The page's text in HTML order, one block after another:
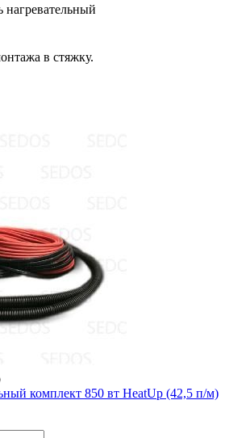
нагревательный
в стяжку.
комплект 850 вт HeatUp (42,5 п/м)